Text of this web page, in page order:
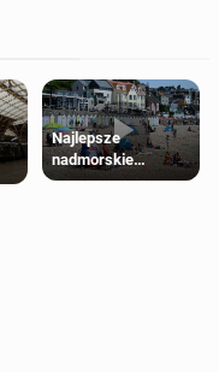
Najlepsze
nadmorskie
miasteczko blisko